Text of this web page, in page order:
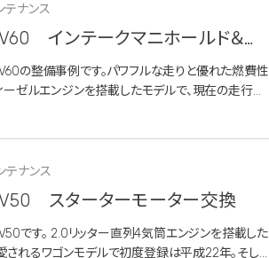
テナンス
V60 インテークマニホールド＆吸
の整備事例です。パワフルな走りと優れた燃費性
ゼルエンジンを搭載したモデルで、現在の走行距
テナンス
V50 スターターモーター交換
です。 2.0リッター直列4気筒エンジンを搭載した
れるワゴンモデルで初度登録は平成22年。そし